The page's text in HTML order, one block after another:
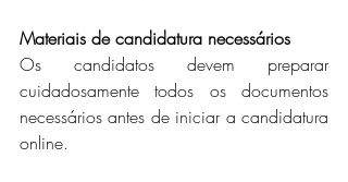
Materiais de candidatura necessários
Os candidatos devem preparar
cuidadosamente todos os documentos
necessários antes de iniciar a candidatura
online.